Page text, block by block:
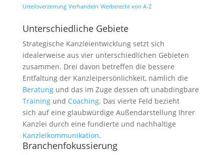
Urteilsverzerrung Verhandeln Werberecht von A-Z
Unterschiedliche Gebiete
Strategische Kanzleientwicklung setzt sich
idealerweise aus vier unterschiedlichen Gebieten
zusammen. Drei davon betreffen die bessere
Entfaltung der Kanzleipersönlichkeit, nämlich die
Beratungund das im Zuge dessen oft unabdingbare
Trainingund Coaching. Das vierte Feld bezieht
sich auf eine glaubwürdige Außendarstellung Ihrer
Kanzlei durch eine fundierte und nachhaltige
Kanzleikommunikation.
Branchenfokussierung